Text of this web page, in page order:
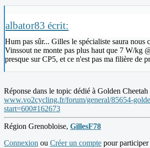
albator83 écrit:
Hum pas sûr... Gilles le spécialiste saura nous
Vinssout ne monte pas plus haut que 7 W/kg
presque sur CP5, et ce n'est pas ma filière de
Réponse dans le topic dédié à Golden Cheetah
www.vo2cycling.fr/forum/general/85654-
start=600#162673
Région Grenobloise, GillesF78
Connexion ou Créer un compte pour participer